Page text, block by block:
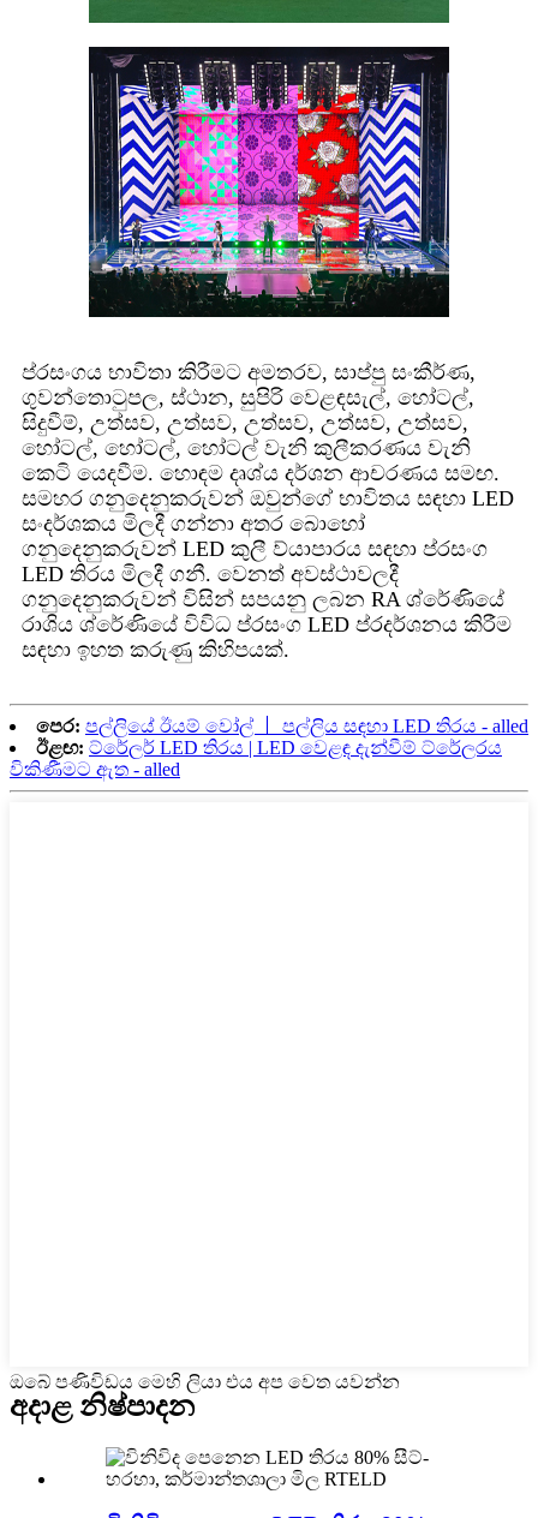
ප්රසංගය භාවිතා කිරීමට අමතරව, සාප්පු සංකීර්ණ,
ගුවන්තොටුපල, ස්ථාන, සුපිරි වෙළඳසැල්, හෝටල්,
සිදුවීම්, උත්සව, උත්සව, උත්සව, උත්සව, උත්සව,
හෝටල්, හෝටල්, හෝටල් වැනි කුලීකරණය වැනි
කෙටි යෙදවීම. හොඳම දෘශ්ය දර්ශන ආචරණය සමඟ.
සමහර ගනුදෙනුකරුවන් ඔවුන්ගේ භාවිතය සඳහා LED
සංදර්ශකය මිලදී ගන්නා අතර බොහෝ
ගනුදෙනුකරුවන් LED කුලී ව්යාපාරය සඳහා ප්රසංග
LED තිරය මිලදී ගනී. වෙනත් අවස්ථාවලදී
ගනුදෙනුකරුවන් විසින් සපයනු ලබන RA ශ්රේණියේ
රාශිය ශ්රේණියේ විවිධ ප්රසංග LED ප්රදර්ශනය කිරීම
සඳහා ඉහත කරුණු කිහිපයක්.
පෙර: පල්ලියේ ඊයම් වෝල් 丨 පල්ලිය සඳහා LED තිරය - alled
ඊළඟ: ට්රේලර් LED තිරය | LED වෙළඳ දැන්වීම් ට්රේලරය
විකිණීමට ඇත - alled
ඔබේ පණිවිඩය මෙහි ලියා එය අප වෙත යවන්න
අදාළ නිෂ්පාදන